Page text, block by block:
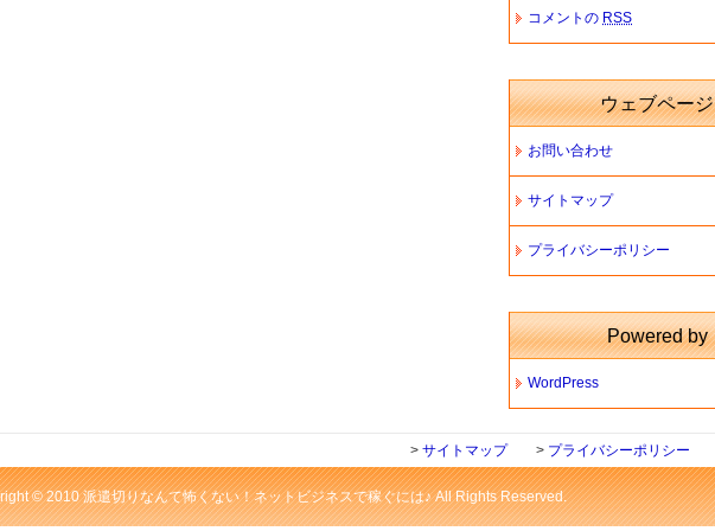
コメントの RSS
ウェブページ
お問い合わせ
サイトマップ
プライバシーポリシー
Powered by
WordPress
> サイトマップ > プライバシーポリシー
© 2010 派遣切りなんて怖くない！ネットビジネスで稼ぐには♪ All Rights Reserved.